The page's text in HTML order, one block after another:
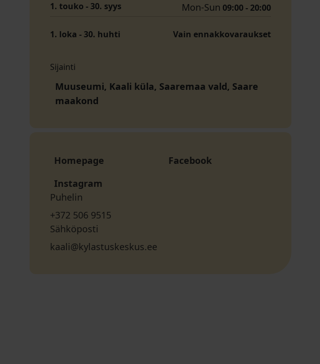
1. touko - 30. syys
Mon-Sun 09:00 - 20:00
1. loka - 30. huhti Vain ennakkovaraukset
Sijainti
Muuseumi, Kaali küla, Saaremaa vald, Saare
maakond
Homepage
Facebook
Instagram
Puhelin
+372 506 9515
Sähköposti
kaali@kylastuskeskus.ee